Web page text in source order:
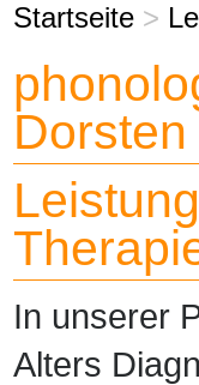
Startseite >
Dorsten
In unserer
Alters